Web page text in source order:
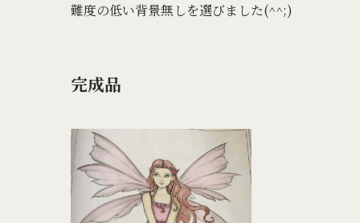
難度の低い背景無しを選びました(^^;)
完成品